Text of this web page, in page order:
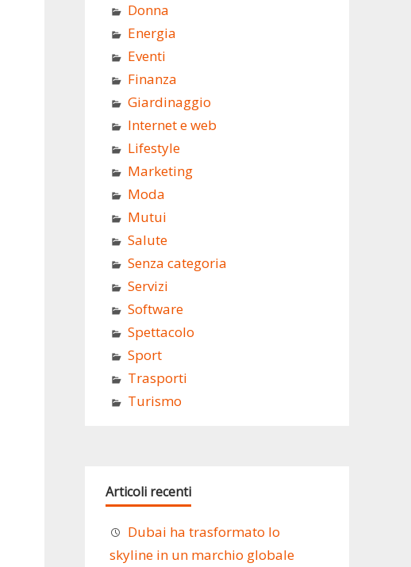
Donna
Energia
Eventi
Finanza
Giardinaggio
Internet e web
Lifestyle
Marketing
Moda
Mutui
Salute
Senza categoria
Servizi
Software
Spettacolo
Sport
Trasporti
Turismo
Articoli recenti
Dubai ha trasformato lo
skyline in un marchio globale